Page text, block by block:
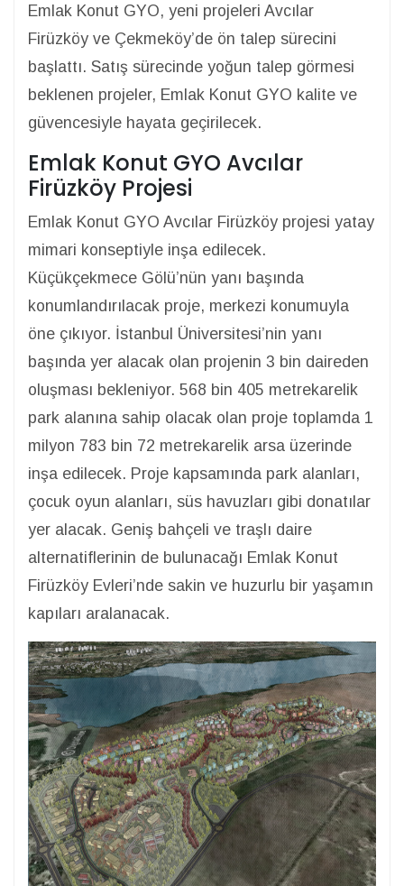
Emlak Konut GYO, yeni projeleri Avcılar
Firüzköy ve Çekmeköy’de ön talep sürecini
başlattı. Satış sürecinde yoğun talep görmesi
beklenen projeler, Emlak Konut GYO kalite ve
güvencesiyle hayata geçirilecek.
Emlak Konut GYO Avcılar
Firüzköy Projesi
Emlak Konut GYO Avcılar Firüzköy projesi yatay
mimari konseptiyle inşa edilecek.
Küçükçekmece Gölü’nün yanı başında
konumlandırılacak proje, merkezi konumuyla
öne çıkıyor. İstanbul Üniversitesi’nin yanı
başında yer alacak olan projenin 3 bin daireden
oluşması bekleniyor. 568 bin 405 metrekarelik
park alanına sahip olacak olan proje toplamda 1
milyon 783 bin 72 metrekarelik arsa üzerinde
inşa edilecek. Proje kapsamında park alanları,
çocuk oyun alanları, süs havuzları gibi donatılar
yer alacak. Geniş bahçeli ve traşlı daire
alternatiflerinin de bulunacağı Emlak Konut
Firüzköy Evleri’nde sakin ve huzurlu bir yaşamın
kapıları aralanacak.